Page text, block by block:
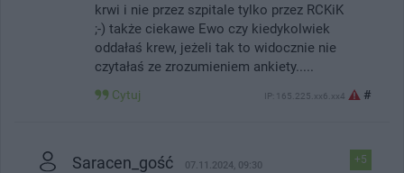
krwi i nie przez szpitale tylko przez RCKiK
;-) także ciekawe Ewo czy kiedykolwiek
oddałaś krew, jeżeli tak to widocznie nie
czytałaś ze zrozumieniem ankiety.....
Cytuj IP: 165.225.xx6.xx4 #
+5
Saracen_gość 07.11.2024, 09:30